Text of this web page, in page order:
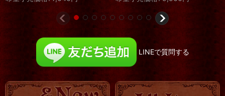
LINEで質問する